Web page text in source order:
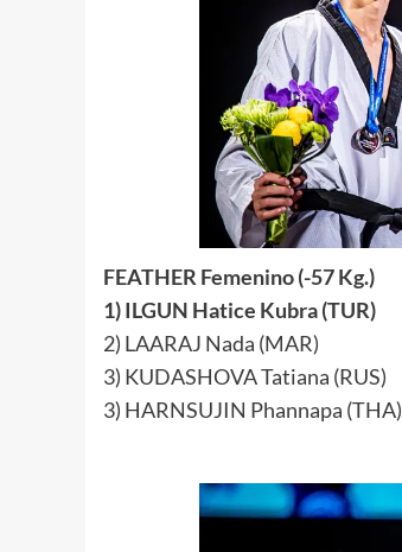
FEATHER Femenino (-57 Kg.)
1) ILGUN Hatice Kubra (TUR)
2) LAARAJ Nada (MAR)
3) KUDASHOVA Tatiana (RUS)
3) HARNSUJIN Phannapa (THA)